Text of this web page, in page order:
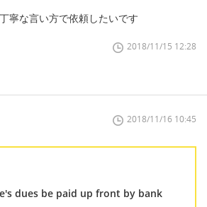
寧な言い方で依頼したいです
2018/11/15 12:28
2018/11/16 10:45
dues be paid up front by bank